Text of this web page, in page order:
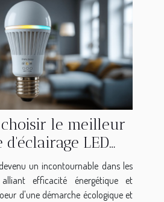
choisir le meilleur
d'éclairage LED
pour votre
et astuces
un incontournable dans les
efficacité énergétique et
d'une démarche écologique et